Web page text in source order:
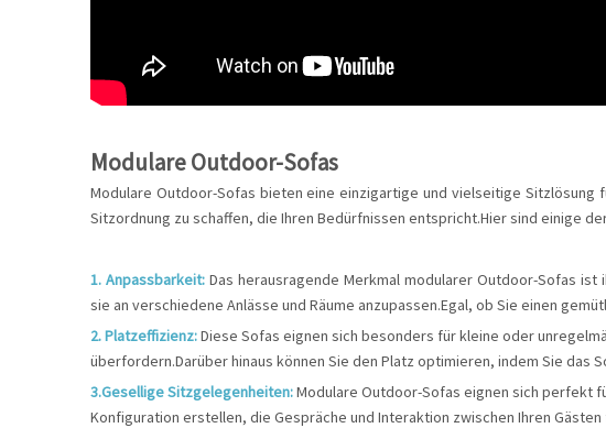
Modulare Outdoor-Sofas
Modulare Outdoor-Sofas bieten eine einzigartige und vielseitige Sitzlösung
Sitzordnung zu schaffen, die Ihren Bedürfnissen entspricht.Hier sind einige
1. Anpassbarkeit: Das herausragende Merkmal modularer Outdoor-Sofas
sie an verschiedene Anlässe und Räume anzupassen.Egal, ob Sie einen
2. Platzeffizienz:Diese Sofas eignen sich besonders für kleine oder
überfordern.Darüber hinaus können Sie den Platz optimieren, indem Sie das
3.Gesellige Sitzgelegenheiten:Modulare Outdoor-Sofas eignen sich perfekt
Konfiguration erstellen, die Gespräche und Interaktion zwischen Ihren